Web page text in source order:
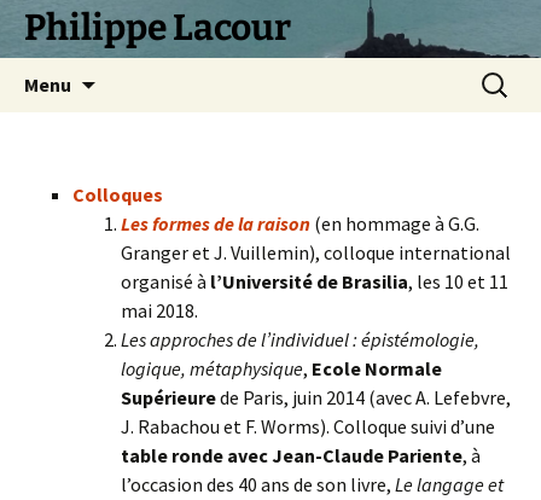
Philippe Lacour
Menu
Colloques
Les formes de la raison (en hommage à G.G.
Granger et J. Vuillemin), colloque international
organisé à l’Université de Brasilia, les 10 et 11
mai 2018.
Les approches de l’individuel : épistémologie,
logique, métaphysique, Ecole Normale
Supérieurede Paris, juin 2014 (avec A. Lefebvre,
J. Rabachou et F. Worms). Colloque suivi d’une
table ronde avec Jean-Claude Pariente, à
l’occasion des 40 ans de son livre, Le langage et